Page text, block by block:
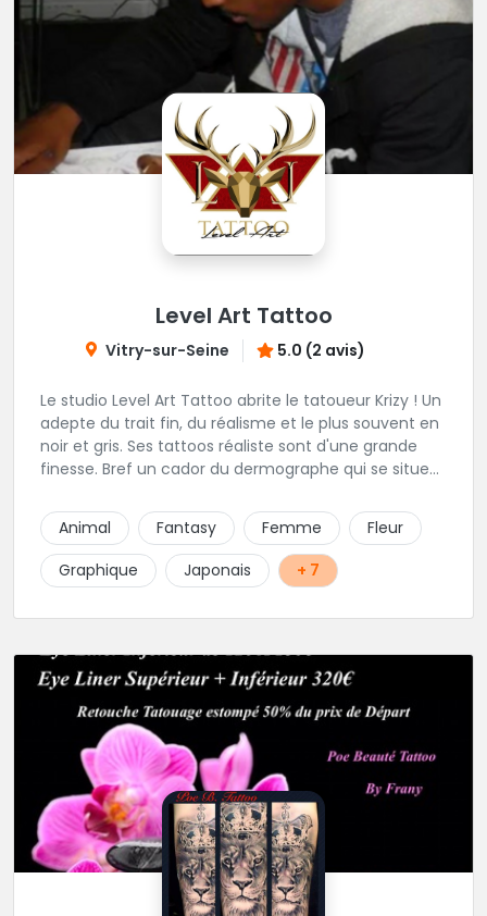
Level Art Tattoo
Vitry-sur-Seine 5.0 (2 avis)
Le studio Level Art Tattoo abrite le tatoueur Krizy ! Un
adepte du trait fin, du réalisme et le plus souvent en
noir et gris. Ses tattoos réaliste sont d'une grande
finesse. Bref un cador du dermographe qui se situe
Animal
Fantasy Femme
Fleur
Graphique
Japonais + 7